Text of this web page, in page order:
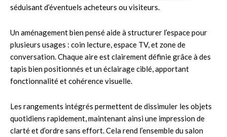
séduisant d’éventuels acheteurs ou visiteurs.
Un aménagement bien pensé aide à structurer l’espace pour
plusieurs usages : coin lecture, espace TV, et zone de
conversation. Chaque aire est clairement définie grâce à des
tapis bien positionnés et un éclairage ciblé, apportant
fonctionnalité et cohérence visuelle.
Les rangements intégrés permettent de dissimuler les objets
quotidiens rapidement, maintenant ainsi une impression de
clarté et d’ordre sans effort. Cela rend l’ensemble du salon